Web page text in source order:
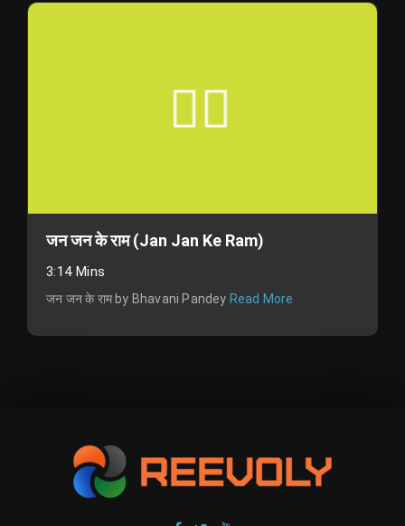
जन जन के राम (Jan Jan Ke Ram)
3:14 Mins
जन जन के राम by Bhavani Pandey Read More